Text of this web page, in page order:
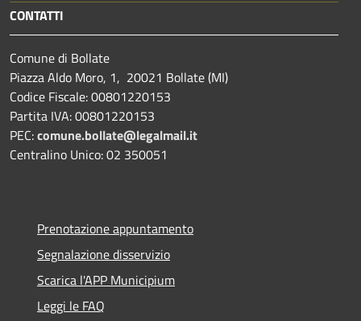
CONTATTI
Comune di Bollate
Piazza Aldo Moro, 1, 20021 Bollate (MI)
Codice Fiscale: 00801220153
Partita IVA: 00801220153
PEC:comune.bollate@legalmail.it
Centralino Unico: 02 350051
Prenotazione appuntamento
Segnalazione disservizio
Scarica l'APP Municipium
Leggi le FAQ